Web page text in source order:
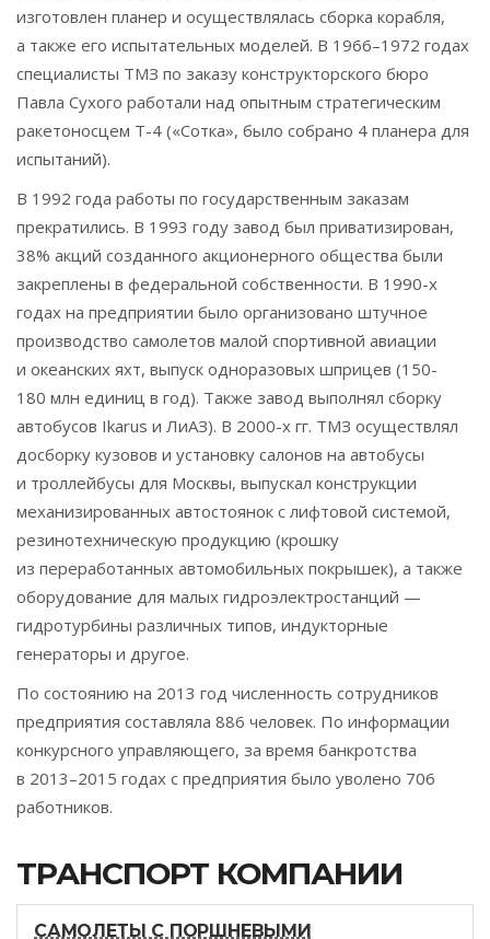
изготовлен планер и осуществлялась сборка корабля,
а также его испытательных моделей. В 1966–1972 годах
специалисты ТМЗ по заказу конструкторского бюро
Павла Сухого работали над опытным стратегическим
ракетоносцем Т-4 («Сотка», было собрано 4 планера для
испытаний).
В 1992 года работы по государственным заказам
прекратились. В 1993 году завод был приватизирован,
38% акций созданного акционерного общества были
закреплены в федеральной собственности. В 1990-х
годах на предприятии было организовано штучное
производство самолетов малой спортивной авиации
и океанских яхт, выпуск одноразовых шприцев (150-
180 млн единиц в год). Также завод выполнял сборку
автобусов Ikarus и ЛиАЗ). В 2000-х гг. ТМЗ осуществлял
досборку кузовов и установку салонов на автобусы
и троллейбусы для Москвы, выпускал конструкции
механизированных автостоянок с лифтовой системой,
резинотехническую продукцию (крошку
из переработанных автомобильных покрышек), а также
оборудование для малых гидроэлектростанций —
гидротурбины различных типов, индукторные
генераторы и другое.
По состоянию на 2013 год численность сотрудников
предприятия составляла 886 человек. По информации
конкурсного управляющего, за время банкротства
в 2013–2015 годах с предприятия было уволено 706
работников.
ТРАНСПОРТ КОМПАНИИ
САМОЛЕТЫ С ПОРШНЕВЫМИ